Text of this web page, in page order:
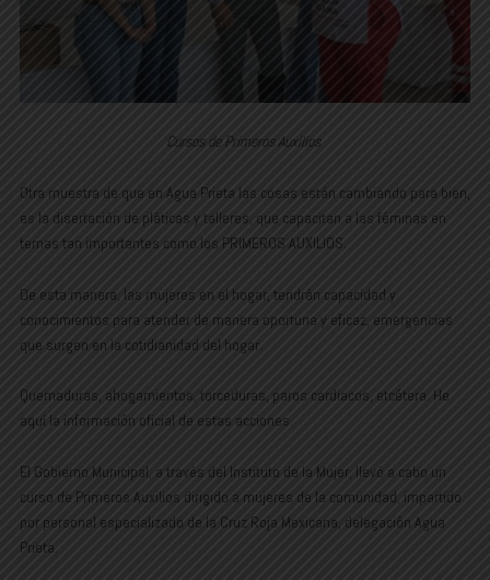
Cursos de Primeros Auxilios
Otra muestra de que en Agua Prieta las cosas están cambiando para bien,
es la disertación de pláticas y talleres, que capacitan a las féminas en
temas tan importantes como los PRIMEROS AUXILIOS.
De esta manera, las mujeres en el hogar, tendrán capacidad y
conocimientos para atender de manera oportuna y eficaz, emergencias
que surgen en la cotidianidad del hogar.
Quemaduras, ahogamientos, torceduras, paros cardiacos, etcétera. He
aquí la información oficial de estas acciones.
El Gobierno Municipal, a través del Instituto de la Mujer, llevó a cabo un
curso de Primeros Auxilios dirigido a mujeres de la comunidad, impartido
por personal especializado de la Cruz Roja Mexicana, delegación Agua
Prieta.